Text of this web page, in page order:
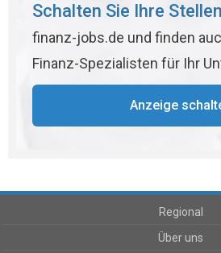
Schalten Sie Ihre
finanz-jobs.de und finden
Finanz-Spezialisten für Ihr
Anzeige
Regional
Über uns